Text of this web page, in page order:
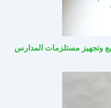
وتجهيز مستلزمات المدارس